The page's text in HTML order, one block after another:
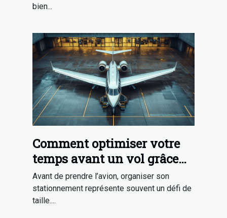
bien...
Comment optimiser votre
temps avant un vol grâce
au parking sécurisé ?
Avant de prendre l’avion, organiser son
stationnement représente souvent un défi de
taille....